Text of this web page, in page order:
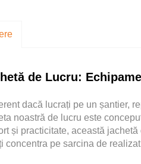
de Lucru:
dacă lucrați pe un șantier,
noastră de lucru este
și practicitate, această
concentra pe sarcina de